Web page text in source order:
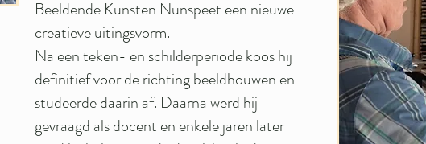
Beeldende Kunsten Nunspeet een nieuwe
creatieve uitingsvorm.
Na een teken- en schilderperiode koos hij
definitief voor de richting beeldhouwen en
studeerde daarin af. Daarna werd hij
gevraagd als docent en enkele jaren later